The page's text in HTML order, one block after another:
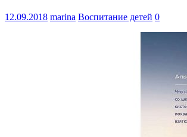
12.09.2018 marina Воспитание детей 0